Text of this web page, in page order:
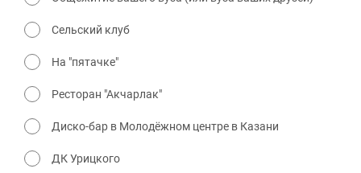
Сельский клуб
На "пятачке"
Ресторан "Акчарлак"
Диско-бар в Молодёжном центре в Казани
ДК Урицкого